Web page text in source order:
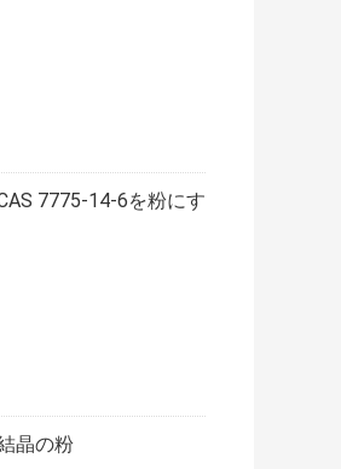
7775-14-6を粉にす
晶の粉